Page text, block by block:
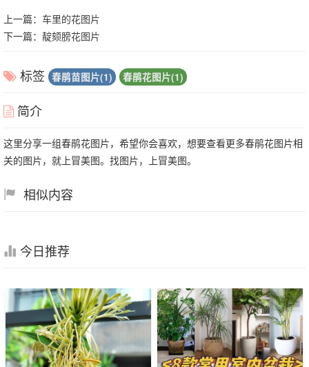
上一篇： 车里的花图片
下一篇： 靛颏膀花图片
标签 春鹃苗图片(1) 春鹃花图片(1)
简介
这里分享一组春鹃花图片，希望你会喜欢，想要查看更多春鹃花图片相
关的图片，就上冒美图。找图片，上冒美图。
相似内容
今日推荐